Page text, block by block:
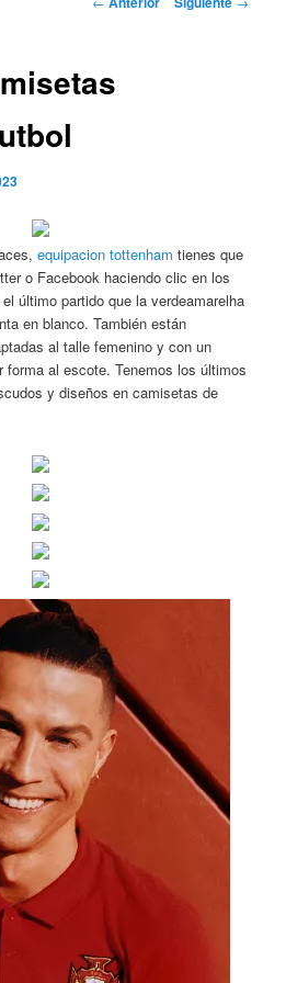
equipacion tottenham tienes que
o Facebook haciendo clic en los
último partido que la verdeamarelha
en blanco. También están
al talle femenino y con un
forma al escote. Tenemos los últimos
y diseños en camisetas de